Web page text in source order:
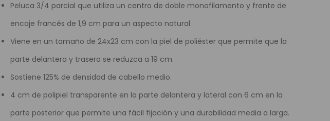
Peluca 3/4 parcial que utiliza un centro de doble monofilamento y frente de
encaje francés de 1,9 cm para un aspecto natural.
Viene en un tamaño de 24x23 cm con la piel de poliéster que permite que la
parte delantera y trasera se reduzca a 19 cm.
Sostiene 125% de densidad de cabello medio.
4 cm de polipiel transparente en la parte delantera y lateral con 6 cm en la
parte posterior que permite una fácil fijación y una durabilidad media a larga.